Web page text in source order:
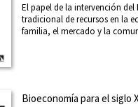
El papel de la intervención
tradicional de recursos en la
familia, el mercado y la
Bioeconomía para el siglo